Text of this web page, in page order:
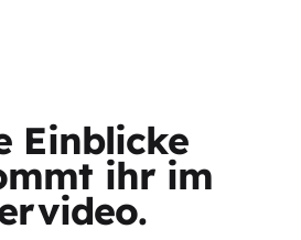
Einblicke
ihr im